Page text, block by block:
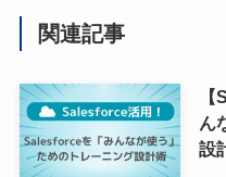
関連記事
ん
設